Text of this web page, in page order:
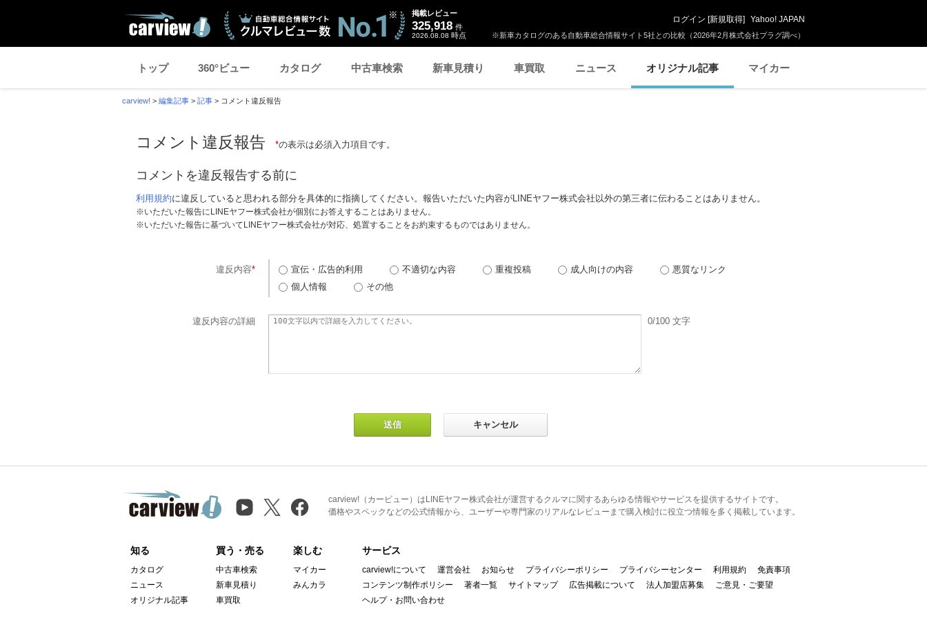
※新車カタログのある自動車総合情報サイト5社との比較（2026年2月株式会社プラグ調べ）
掲載レビュー
325,918 件
2026.08.08 時点
ログイン [新規取得] Yahoo! JAPAN
トップ 360°ビュー カタログ 中古車検索 新車見積り 車買取 ニュース オリジナル記事 マイカー
carview! > 編集記事 > 記事 > コメント違反報告
コメント違反報告 *の表示は必須入力項目です。
コメントを違反報告する前に
利用規約に違反していると思われる部分を具体的に指摘してください。報告いただいた内容がLINEヤフー株式会社以外の第三者に伝わることはありません。
※いただいた報告にLINEヤフー株式会社が個別にお答えすることはありません。
※いただいた報告に基づいてLINEヤフー株式会社が対応、処置することをお約束するものではありません。
違反内容* 宣伝・広告的利用 不適切な内容 重複投稿 成人向けの内容
悪質なリンク
個人情報
その他
違反内容の詳細 0/100 文字
carview!（カービュー）はLINEヤフー株式会社が運営するクルマに関するあらゆる情報やサービスを提供するサイトです。
価格やスペックなどの公式情報から、ユーザーや専門家のリアルなレビューまで購入検討に役立つ情報を多く掲載しています。
知る
カタログ
ニュース
オリジナル記事
買う・売る
中古車検索
新車見積り
車買取
楽しむ
マイカー
みんカラ
サービス
carview!について 運営会社 お知らせ プライバシーポリシー プライバシーセンター 利用規約
免責事項
コンテンツ制作ポリシー
著者一覧 サイトマップ 広告掲載について 法人加盟店募集
ご意見・ご要望
ヘルプ・お問い合わせ